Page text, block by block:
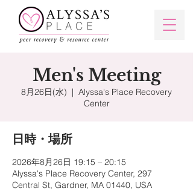
Men's Meeting
8月26日(水)
  |
Alyssa's Place Recovery
Center
日時・場所
2026年8月26日 19:15 – 20:15
Alyssa's Place Recovery Center, 297
Central St, Gardner, MA 01440, USA